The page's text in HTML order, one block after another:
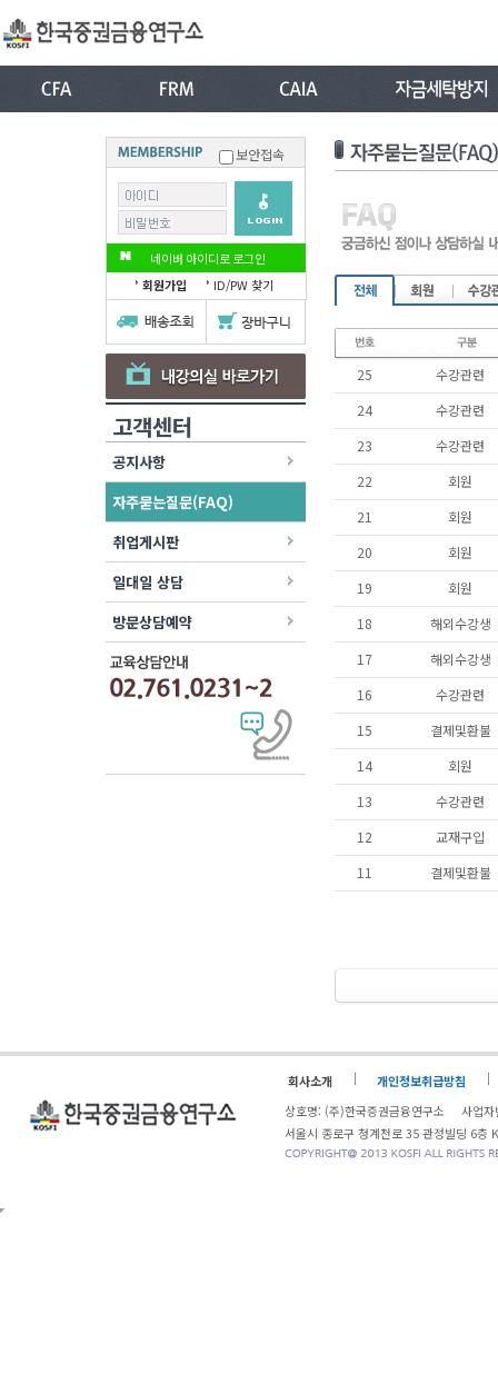
보안접속
네이버 아이디로 로그인
회원가입
ID/PW 찾기
고객센터
공지사항
자주묻는질문(FAQ)
취업게시판
일대일 상담
방문상담예약
25
수강관련
24
수강관련
23
수강관련
22
회원
21
회원
20
회원
19
회원
18
해외수강생
17
해외수강생
16
수강관련
15
결제및환불
14
회원
13
수강관련
12
교재구입
11
결제및환불
회사소개
개인정보취급방침
상호명: (주)한국증권금융연구소 사업
서울시 종로구 청계천로 35 관정빌딩